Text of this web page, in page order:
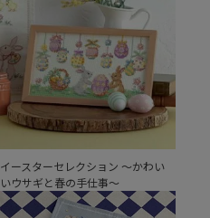
イースターセレクション ～かわい
いウサギと春の手仕事～